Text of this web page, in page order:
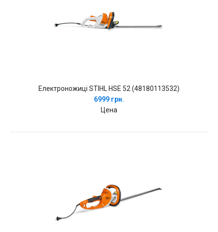
Електроножиці STIHL HSE 52 (48180113532)
6999 грн.
Цена